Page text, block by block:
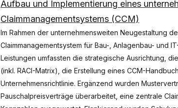
Aufbau und Implementierung eines
Claimmanagementsystems (CCM)
Im Rahmen der unternehmensweiten Neugestaltung
Claimmanagementsystem für Bau-, Anlagenbau- und
Leistungen umfassten die strategische Ausrichtung,
(inkl. RACI-Matrix), die Erstellung eines CCM-
Unternehmensrichtlinie. Ergänzend wurden
Pauschalpreisverträge überarbeitet, eine zentrale